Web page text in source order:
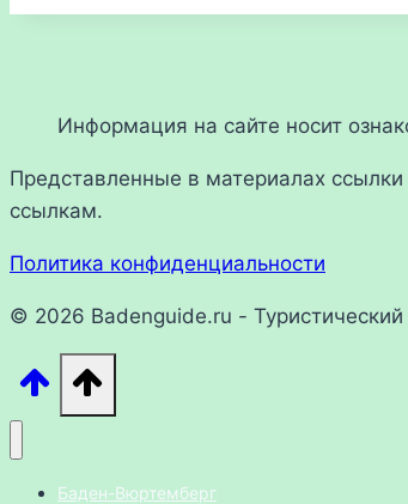
Информация на сайте носит
Представленные в материалах
ссылкам.
Политика конфиденциальности
© 2026 Badenguide.ru -
Баден-Вюртемберг